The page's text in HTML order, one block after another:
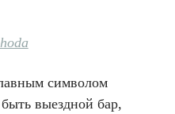
символом
выездной бар,